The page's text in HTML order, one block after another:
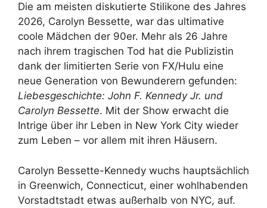
Die am meisten diskutierte Stilikone des Jahres
2026, Carolyn Bessette, war das ultimative
coole Mädchen der 90er. Mehr als 26 Jahre
nach ihrem tragischen Tod hat die Publizistin
dank der limitierten Serie von FX/Hulu eine
neue Generation von Bewunderern gefunden:
Liebesgeschichte: John F. Kennedy Jr. und
Carolyn Bessette. Mit der Show erwacht die
Intrige über ihr Leben in New York City wieder
zum Leben – vor allem mit ihren Häusern.
Carolyn Bessette-Kennedy wuchs hauptsächlich
in Greenwich, Connecticut, einer wohlhabenden
Vorstadtstadt etwas außerhalb von NYC, auf.